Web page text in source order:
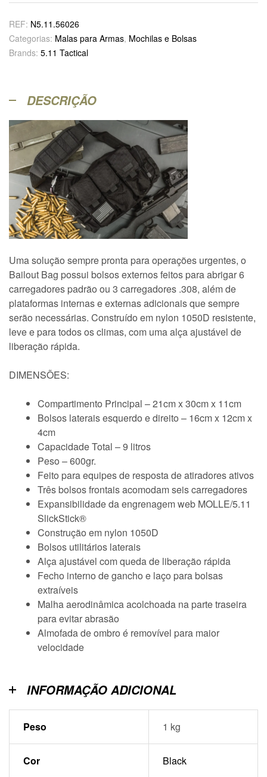
REF: N5.11.56026
Categorias: Malas para Armas, Mochilas e Bolsas
Brands: 5.11 Tactical
DESCRIÇÃO
Uma solução sempre pronta para operações urgentes, o
Bailout Bag possui bolsos externos feitos para abrigar 6
carregadores padrão ou 3 carregadores .308, além de
plataformas internas e externas adicionais que sempre
serão necessárias. Construído em nylon 1050D resistente,
leve e para todos os climas, com uma alça ajustável de
liberação rápida.
DIMENSÕES:
Compartimento Principal – 21cm x 30cm x 11cm
Bolsos laterais esquerdo e direito – 16cm x 12cm x
4cm
Capacidade Total – 9 litros
Peso – 600gr.
Feito para equipes de resposta de atiradores ativos
Três bolsos frontais acomodam seis carregadores
Expansibilidade da engrenagem web MOLLE/5.11
SlickStick®
Construção em nylon 1050D
Bolsos utilitários laterais
Alça ajustável com queda de liberação rápida
Fecho interno de gancho e laço para bolsas
extraíveis
Malha aerodinâmica acolchoada na parte traseira
para evitar abrasão
Almofada de ombro é removível para maior
velocidade
INFORMAÇÃO ADICIONAL
Peso 1 kg
Cor Black